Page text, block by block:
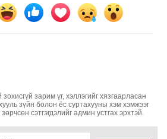
зарим үг, хэллэгийг хязгаарласан
зүйн болон ёс суртахууны хэм хэмжээг
сэтгэгдэлийг админ устгах эрхтэй.